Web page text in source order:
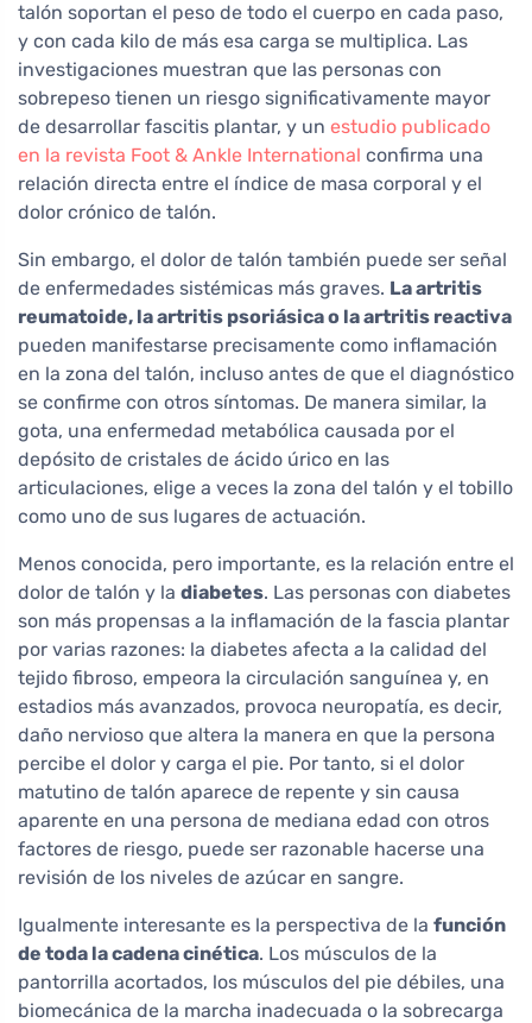
talón soportan el peso de todo el cuerpo en cada paso,
y con cada kilo de más esa carga se multiplica. Las
investigaciones muestran que las personas con
sobrepeso tienen un riesgo significativamente mayor
de desarrollar fascitis plantar, y un estudio publicado
en la revista Foot & Ankle International confirma una
relación directa entre el índice de masa corporal y el
dolor crónico de talón.
Sin embargo, el dolor de talón también puede ser señal
de enfermedades sistémicas más graves. La artritis
reumatoide, la artritis psoriásica o la artritis reactiva
pueden manifestarse precisamente como inflamación
en la zona del talón, incluso antes de que el diagnóstico
se confirme con otros síntomas. De manera similar, la
gota, una enfermedad metabólica causada por el
depósito de cristales de ácido úrico en las
articulaciones, elige a veces la zona del talón y el tobillo
como uno de sus lugares de actuación.
Menos conocida, pero importante, es la relación entre el
dolor de talón y la diabetes. Las personas con diabetes
son más propensas a la inflamación de la fascia plantar
por varias razones: la diabetes afecta a la calidad del
tejido fibroso, empeora la circulación sanguínea y, en
estadios más avanzados, provoca neuropatía, es decir,
daño nervioso que altera la manera en que la persona
percibe el dolor y carga el pie. Por tanto, si el dolor
matutino de talón aparece de repente y sin causa
aparente en una persona de mediana edad con otros
factores de riesgo, puede ser razonable hacerse una
revisión de los niveles de azúcar en sangre.
Igualmente interesante es la perspectiva de la función
de toda la cadena cinética. Los músculos de la
pantorrilla acortados, los músculos del pie débiles, una
biomecánica de la marcha inadecuada o la sobrecarga